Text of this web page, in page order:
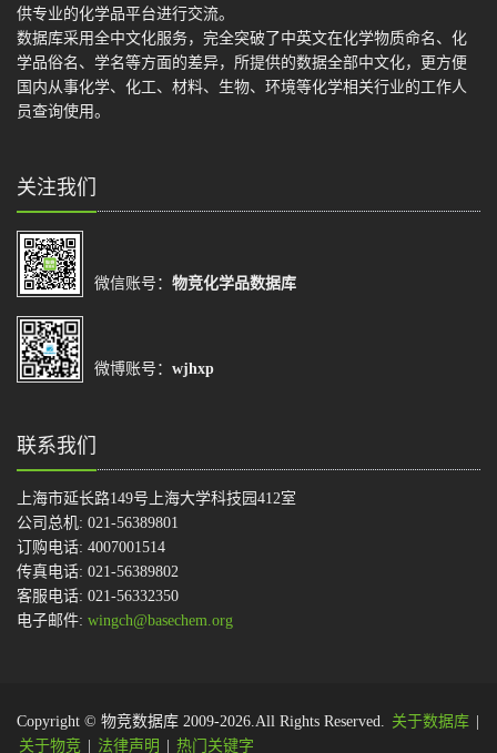
供专业的化学品平台进行交流。
数据库采用全中文化服务，完全突破了中英文在化学物质命名、化
学品俗名、学名等方面的差异，所提供的数据全部中文化，更方便
国内从事化学、化工、材料、生物、环境等化学相关行业的工作人
员查询使用。
关注我们
微信账号： 物竞化学品数据库
微博账号： wjhxp
联系我们
上海市延长路149号上海大学科技园412室
公司总机: 021-56389801
订购电话: 4007001514
传真电话: 021-56389802
客服电话: 021-56332350
电子邮件: wingch@basechem.org
Copyright © 物竞数据库 2009-2026.All Rights Reserved. 关于数据库
关于物竞
法律声明 热门关键字